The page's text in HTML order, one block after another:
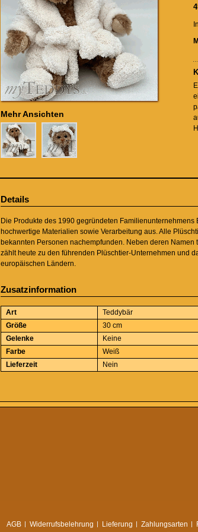
Mehr Ansichten
Details
Die Produkte des 1990 gegründeten
hochwertige Materialien sowie Verarbeitung aus. Alle
bekannten Personen nachempfunden. Neben deren
zählt heute zu den führenden Plüschtier-Unternehmen und
europäischen Ländern.
Zusatzinformation
Art
Teddybär
Größe
30 cm
Gelenke
Keine
Farbe
Weiß
Lieferzeit
Nein
AGB Widerrufsbelehrung Lieferung Zahlungsarten